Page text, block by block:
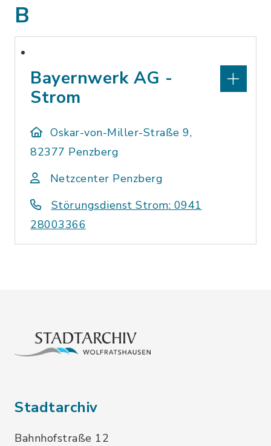
B
Bayernwerk AG -
Strom
Oskar-von-Miller-Straße 9,
82377 Penzberg
Netzcenter Penzberg
Störungsdienst Strom: 0941
28003366
Stadtarchiv
Bahnhofstraße 12